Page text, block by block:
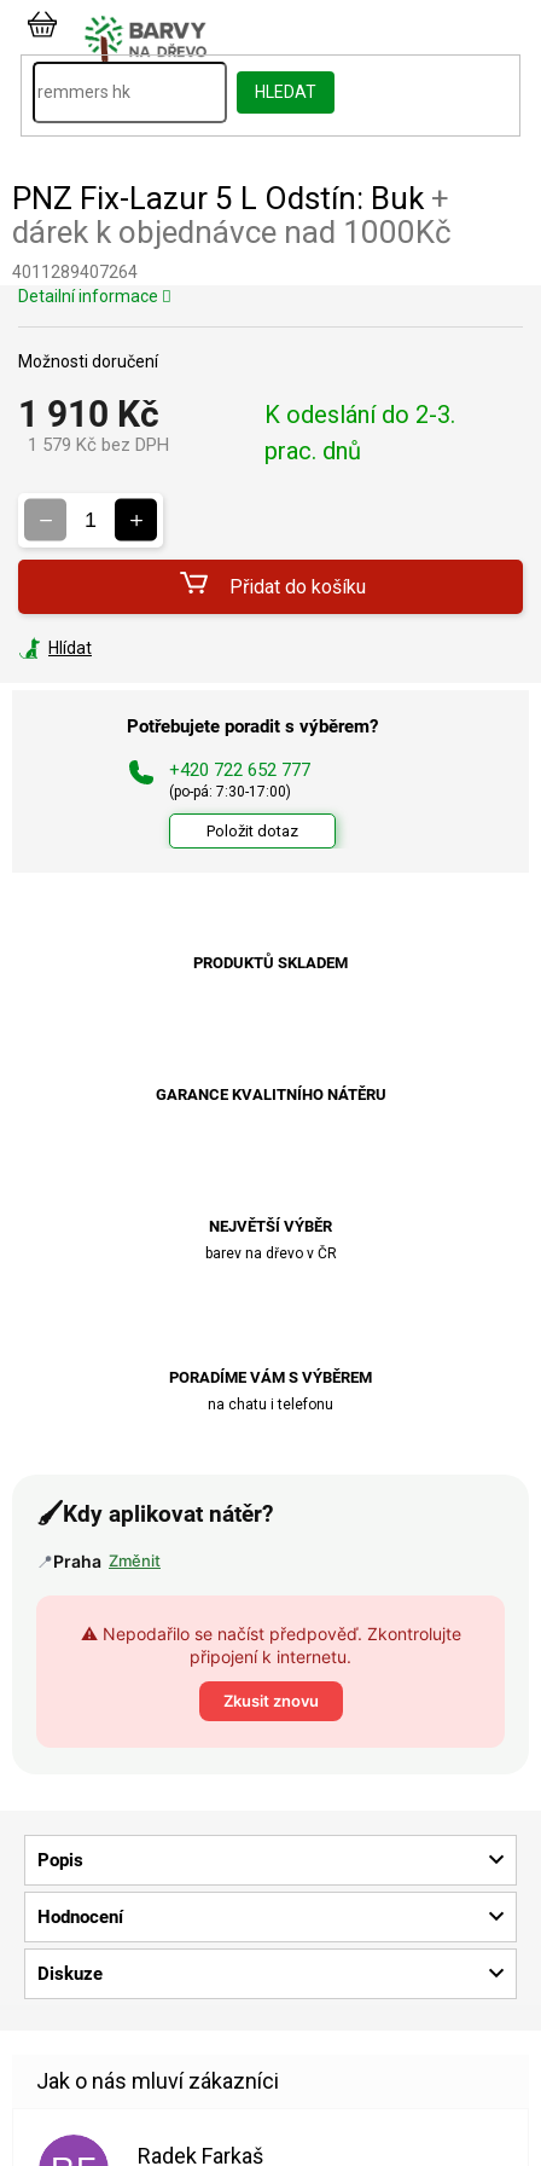
Přejít
obsah
HLEDAT
NÁKUPNÍ
KOŠÍK
PNZ Fix-Lazur 5 L Odstín: Buk +
dárek k objednávce nad 1000Kč
4011289407264
1 910 Kč
1 579 Kč bez DPH
K odeslání do 2-3.
prac. dnů
Možnosti doručení
Přidat do košíku
Detailní informace
Hlídat
Potřebujete poradit s výběrem?
+420 722 652 777
(po-pá: 7:30-17:00)
Položit dotaz
PRODUKTŮ SKLADEM
GARANCE KVALITNÍHO NÁTĚRU
NEJVĚTŠÍ VÝBĚR
barev na dřevo v ČR
PORADÍME VÁM S VÝBĚREM
na chatu i telefonu
🖌️Kdy aplikovat nátěr?
📍Praha Změnit
⚠️ Nepodařilo se načíst předpověď. Zkontrolujte
připojení k internetu.
Zkusit znovu
Popis
Hodnocení
Diskuze
Radek Farkaš